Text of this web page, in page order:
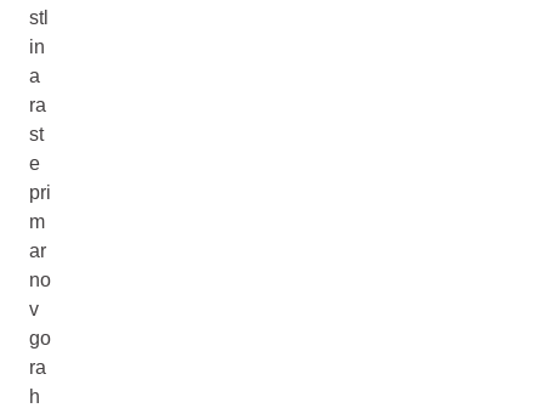
stl
in
a
ra
st
e
pri
m
ar
no
v
go
ra
h